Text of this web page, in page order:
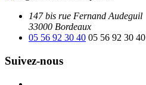
147 bis rue Fernand Audeguil
33000 Bordeaux
05 56 92 30 40 05 56 92 30 40
Suivez-nous